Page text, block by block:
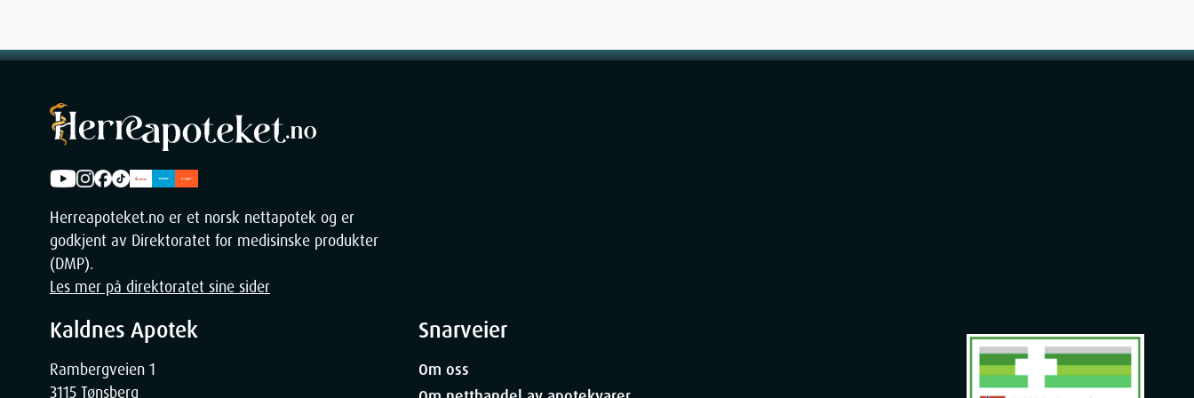
Herreapoteket.no er et norsk nettapotek og er
godkjent av Direktoratet for medisinske produkter
(DMP).
Les mer på direktoratet sine sider
Kaldnes Apotek
Rambergveien 1
3115 Tønsberg
Snarveier
Om oss